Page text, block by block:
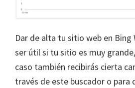
Dar de alta tu sitio web en Bing
ser útil si tu sitio es muy
caso también recibirás cierta
través de este buscador o para